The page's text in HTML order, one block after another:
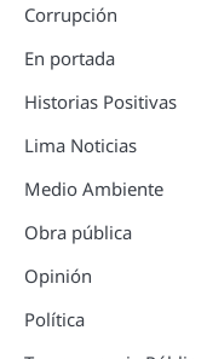
Corrupción
En portada
Historias Positivas
Lima Noticias
Medio Ambiente
Obra pública
Opinión
Política